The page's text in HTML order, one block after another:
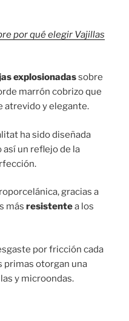
por qué elegir Vajillas
explosionadassobre
marrón cobrizo que
atrevido y elegante.
ha sido diseñada
así un reflejo de la
gracias a
más resistentea los
por fricción cada
primas otorgan una
y microondas.